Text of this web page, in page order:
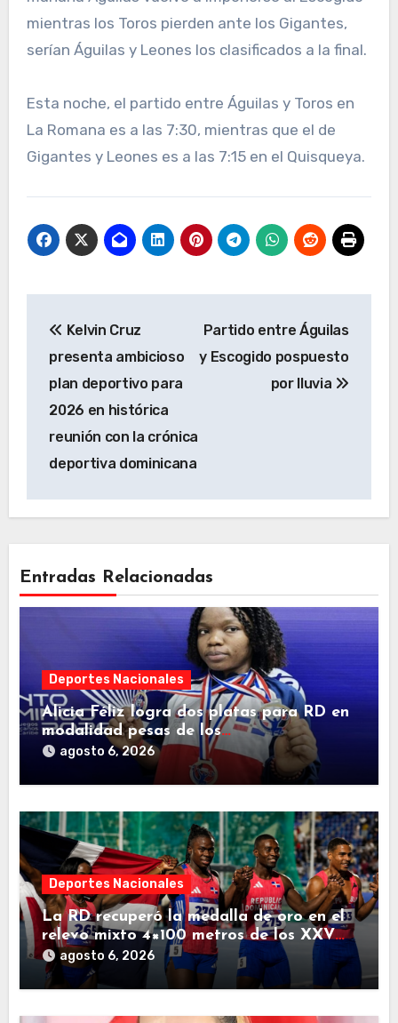
mientras los Toros pierden ante los Gigantes,
serían Águilas y Leones los clasificados a la final.
Esta noche, el partido entre Águilas y Toros en
La Romana es a las 7:30, mientras que el de
Gigantes y Leones es a las 7:15 en el Quisqueya.
de
entradas
Kelvin Cruz
presenta ambicioso
plan deportivo para
2026 en histórica
reunión con la crónica
deportiva dominicana
Partido entre Águilas
y Escogido pospuesto
por lluvia
Entradas Relacionadas
Deportes Nacionales
Alicia Féliz logra dos platas para RD en
modalidad pesas de los
Centroamericanos
agosto 6, 2026
Deportes Nacionales
La RD recuperó la medalla de oro en el
relevo mixto 4×100 metros de los XXV
Juegos Centroamericanos 2026
agosto 6, 2026